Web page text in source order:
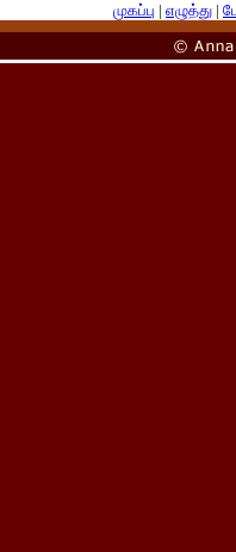
முகப்பு | எழுத்து |